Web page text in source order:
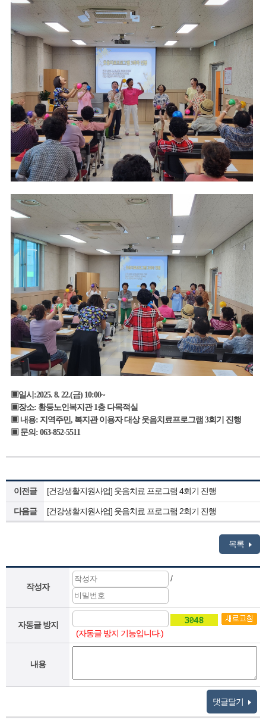
▣일시 :2025. 8. 22.(금) 10:00~
▣장소: 황등노인복지관1층 다목적실
▣ 내용: 지역주민, 복지관 이용자 대상 웃음치료프로그램 3회기 진행
▣ 문의 : 063-852-5511
이전글 [건강생활지원사업] 웃음치료 프로그램 4회기 진행
다음글 [건강생활지원사업] 웃음치료 프로그램 2회기 진행
목록
작성자
/
자동글 방지
(자동글 방지 기능입니다.)
내용
댓글달기